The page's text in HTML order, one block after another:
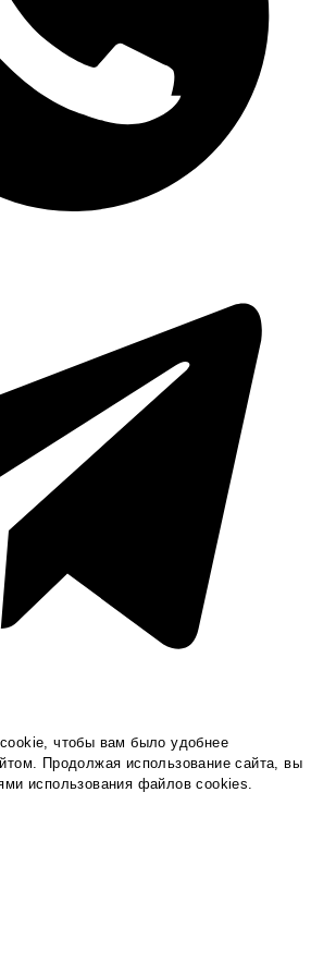
чтобы вам было удобнее
Продолжая использование сайта, вы
использования файлов cookies.